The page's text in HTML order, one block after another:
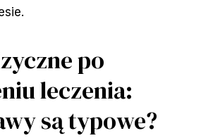
po
leczenia:
są typowe?